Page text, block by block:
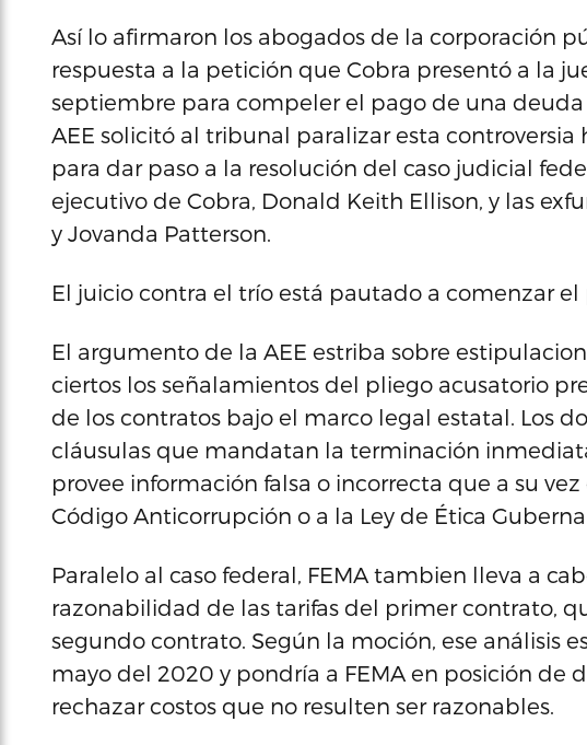
Así lo afirmaron los abogados de la corporación
respuesta a la petición que Cobra presentó a la
septiembre para compeler el pago de una deuda
AEE solicitó al tribunal paralizar esta
para dar paso a la resolución del caso judicial
ejecutivo de Cobra, Donald Keith Ellison, y las
y Jovanda Patterson.
El juicio contra el trío está pautado a comenzar
El argumento de la AEE estriba sobre
ciertos los señalamientos del pliego acusatorio
de los contratos bajo el marco legal estatal. Los
cláusulas que mandatan la terminación
provee información falsa o incorrecta que a su
Código Anticorrupción o a la Ley de Ética
Paralelo al caso federal, FEMA tambien lleva a
razonabilidad de las tarifas del primer contrato,
segundo contrato. Según la moción, ese análisis
mayo del 2020 y pondría a FEMA en posición de
rechazar costos que no resulten ser razonables.